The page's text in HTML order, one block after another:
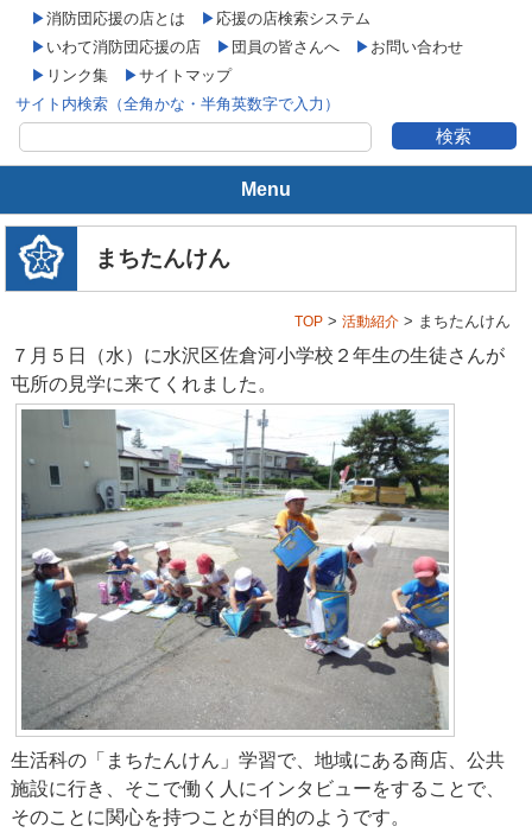
▶消防団応援の店とは ▶ 応援の店検索システム
▶ いわて消防団応援の店 ▶ 団員の皆さんへ ▶ お問い合わせ
▶ リンク集 ▶サイトマップ
サイト内検索（全角かな・半角英数字で入力）
Menu
奥州市消防団とは
奥州市の概要
消防団の沿革
消防団の活動
年間スケジュール
消防団の装備
消防団の組織
本部
各方面隊
その他の組織
活動紹介
まちたんけん
TOP >活動紹介 > まちたんけん
７月５日（水）に水沢区佐倉河小学校２年生の生徒さんが
屯所の見学に来てくれました。
生活科の「まちたんけん」学習で、地域にある商店、公共
施設に行き、そこで働く人にインタビューをすることで、
そのことに関心を持つことが目的のようです。